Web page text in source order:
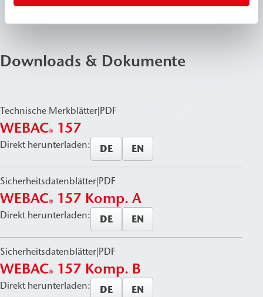
Downloads & Dokumente
Technische Merkblätter PDF
WEBAC® 157
Direkt herunterladen: DE EN
Sicherheitsdatenblätter PDF
WEBAC® 157 Komp. A
Direkt herunterladen: DE EN
Sicherheitsdatenblätter PDF
WEBAC® 157 Komp. B
Direkt herunterladen: DE EN